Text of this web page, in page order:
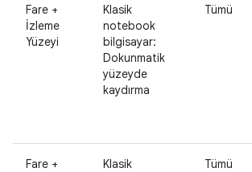
Fare +
İzleme
Yüzeyi
Klasik
notebook
bilgisayar:
Dokunmatik
yüzeyde
kaydırma
Tümü
Fare +
Klasik
Tümü